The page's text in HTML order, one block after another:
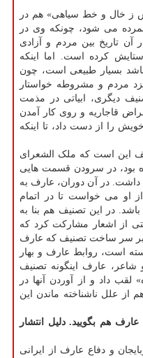
ز خال و خط سیاهی» هم در
می شود، چونکه وی در
آن تاریخ بین مردم و آزادی
ستایش کرده است. اما اینکه
بسیار طبیعی است، چون
مردم و مشروطه خواستار
دیگری، ابیاتی در مذمت
قاجاریه و روی کار آمدن
را از دست داد، تا اینکه
این است که ملک الشعرای
بود، در سرودن قسمت هایی
داشت. در آن دوران، عارف به
او می خواست تا در اتمام
در این تصنیف هم بنا به
از اشعار مشارکت کرد که
بر سر ساخت تصنیف که عارف
است، روابط عارف و بهار
شاعر، عارف اینگونه تصنیف
داد و از آوردن آنها در
از علل ناشناخته ماندن این
عارف هم بگویید. دلیل انتشار
و دفاع عارف از ایرانی